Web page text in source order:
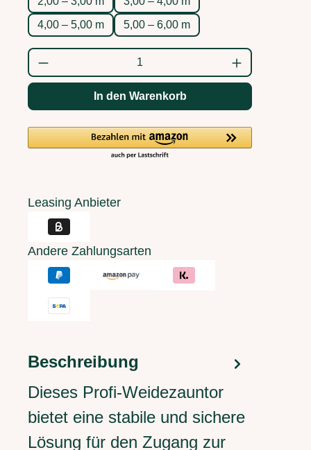
4,00 – 5,00 m
5,00 – 6,00 m
Produkt Anzahl: Gib den gewünschten
In den Warenkorb
Leasing Anbieter
Andere Zahlungsarten
Beschreibung
Dieses Profi-Weidezauntor
bietet eine stabile und sichere
Lösung für den Zugang zur